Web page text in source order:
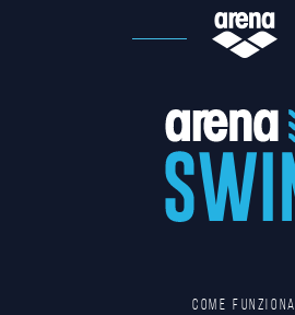
Come funziona